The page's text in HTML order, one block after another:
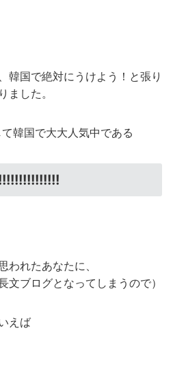
韓国で絶対にうけよう！と張り
ました。
韓国で大大人気中である
われたあなたに、
文ブログとなってしまうので）
えば